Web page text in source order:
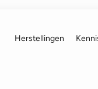
Herstellingen